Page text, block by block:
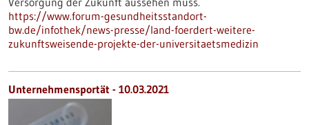
https://www.forum-gesundheitsstandort-
bw.de/infothek/news-presse/land-foerdert-weitere-
zukunftsweisende-projekte-der-universitaetsmedizin
Unternehmensportät - 10.03.2021